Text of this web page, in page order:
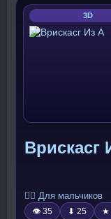
3D
Врискасг
🧍‍♂️ Для мальчиков
👁 35 ⬇ 25